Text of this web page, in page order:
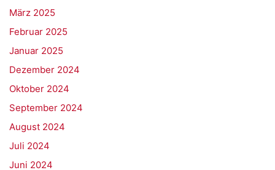
März 2025
Februar 2025
Januar 2025
Dezember 2024
Oktober 2024
September 2024
August 2024
Juli 2024
Juni 2024